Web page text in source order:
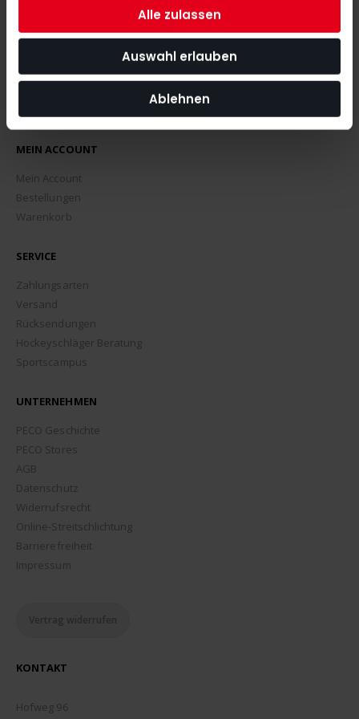
Alle zulassen
Auswahl erlauben
Ablehnen
MEIN ACCOUNT
Mein Account
Bestellungen
Warenkorb
SERVICE
Zahlungsarten
Versand
Rücksendungen
Hockeyschläger Beratung
Sportscampus
UNTERNEHMEN
PECO Geschichte
PECO Stores
AGB
Datenschutz
Widerrufsrecht
Online-Streitschlichtung
Barrierefreiheit
Impressum
Vertrag widerrufen
KONTAKT
Hofweg 96